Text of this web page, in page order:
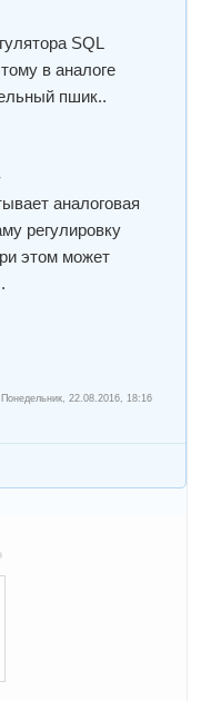
SQL
в аналоге
пшик..
аналоговая
регулировку
этом может
Понедельник, 22.08.2016, 18:16